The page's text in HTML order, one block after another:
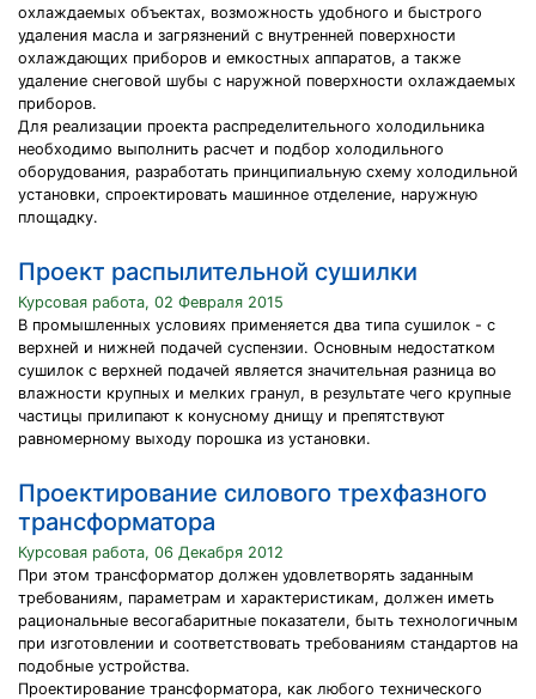
охлаждаемых объектах, возможность удобного и быстрого
удаления масла и загрязнений с внутренней поверхности
охлаждающих приборов и емкостных аппаратов, а также
удаление снеговой шубы с наружной поверхности охлаждаемых
приборов.
Для реализации проекта распределительного холодильника
необходимо выполнить расчет и подбор холодильного
оборудования, разработать принципиальную схему холодильной
установки, спроектировать машинное отделение, наружную
площадку.
Проект распылительной сушилки
Курсовая работа, 02 Февраля 2015
В промышленных условиях применяется два типа сушилок - с
верхней и нижней подачей суспензии. Основным недостатком
сушилок с верхней подачей является значительная разница во
влажности крупных и мелких гранул, в результате чего крупные
частицы прилипают к конусному днищу и препятствуют
равномерному выходу порошка из установки.
Проектирование силового трехфазного
трансформатора
Курсовая работа, 06 Декабря 2012
При этом трансформатор должен удовлетворять заданным
требованиям, параметрам и характеристикам, должен иметь
рациональные весогабаритные показатели, быть технологичным
при изготовлении и соответствовать требованиям стандартов на
подобные устройства.
Проектирование трансформатора, как любого технического